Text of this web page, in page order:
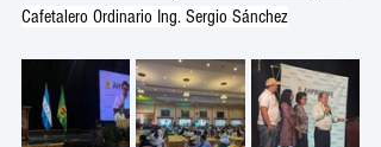
Cafetalero Ordinario Ing. Sergio Sánchez